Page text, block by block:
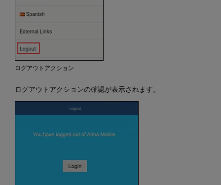
ログアウトアクション
ログアウトアクションの確認が表示されます。